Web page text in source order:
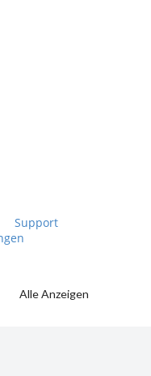
Support
Alle Anzeigen